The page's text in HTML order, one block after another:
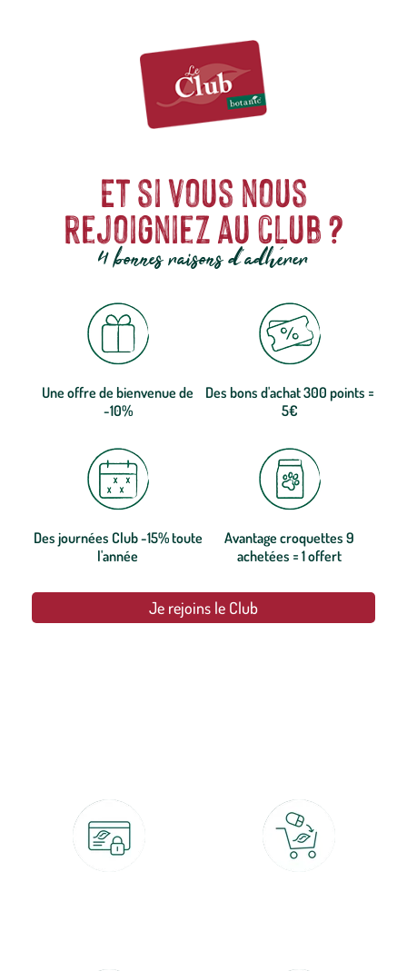
Et si vous nous
rejoigniez au club ?
4 bonnes raisons d'adhérer
Une offre de bienvenue de
-10%
Des bons d'achat 300 points =
5€
Des journées Club -15% toute
l'année
Avantage croquettes 9
achetées = 1 offert
Je rejoins le Club